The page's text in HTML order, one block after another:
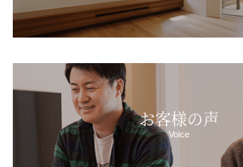
お客様の声
Voice